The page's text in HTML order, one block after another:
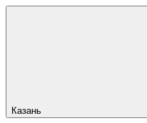
Казань